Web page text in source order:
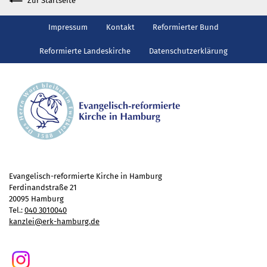
Gottesdienst
Konfirmandenunterricht
Konfi-Rookies
Kinder- und Jugendfreizeiten
Stiftung Altenhof
Frühstück für alle
Aktuelles
Besuch aus Minsk
Impressum Kontakt Reformierter Bund
Reformierte Landeskirche Datenschutzerklärung
Evangelisch-reformierte Kirche in Hamburg
Ferdinandstraße 21
20095 Hamburg
Tel.: 040 3010040
kanzlei@erk-hamburg.de